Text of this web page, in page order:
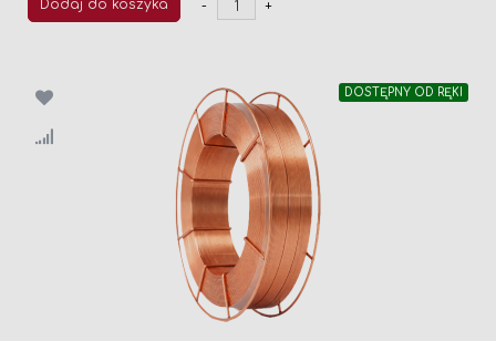
Dodaj do koszyka - +
DOSTĘPNY OD RĘKI